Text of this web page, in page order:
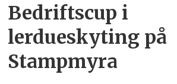
Bedriftscup i
lerdueskyting på
Stampmyra